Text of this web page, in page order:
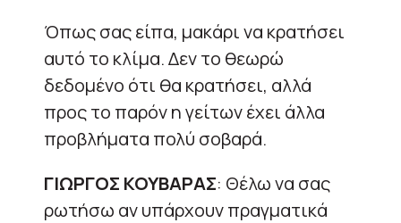
Όπως σας είπα, μακάρι να κρατήσει
αυτό το κλίμα. Δεν το θεωρώ
δεδομένο ότι θα κρατήσει, αλλά
προς το παρόν η γείτων έχει άλλα
προβλήματα πολύ σοβαρά.
ΓΙΩΡΓΟΣ ΚΟΥΒΑΡΑΣ: Θέλω να σας
ρωτήσω αν υπάρχουν πραγματικά